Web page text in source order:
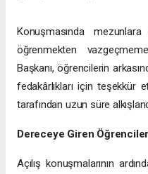
Konuşmasında
öğrenmekten
Başkanı, öğrencilerin
fedakârlıkları için teşekkür
tarafından uzun süre
Dereceye Giren
Açılış konuşmalarının